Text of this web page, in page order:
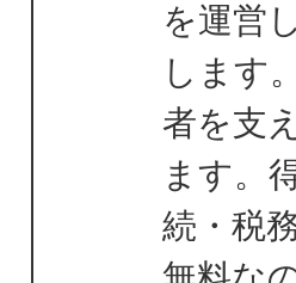
を運営
します
者を支
ます。
続・税